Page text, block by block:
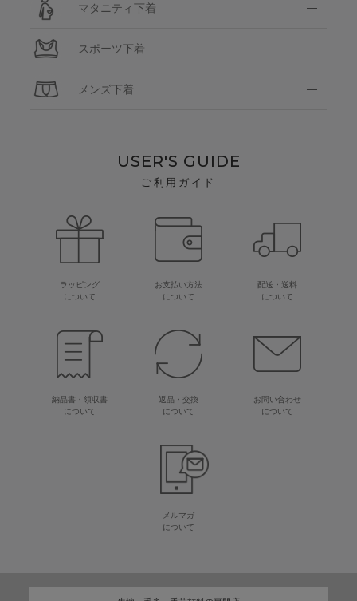
マタニティ下着
スポーツ下着
メンズ下着
USER'S GUIDE
ご利用ガイド
ラッピング
について
お支払い方法
について
配送・送料
について
納品書・領収書
について
返品・交換
について
お問い合わせ
について
メルマガ
について